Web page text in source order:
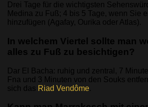
Drei Tage für die wichtigsten
Medina zu Fuß; 4 bis 5 Tage, wenn Sie
hinzufügen (Agafay, Ourika oder Atlas).
In welchem Viertel sollte man
alles zu Fuß zu besichtigen?
Dar El Bacha: ruhig und zentral, 7
Fna und 3 Minuten von den Souks
sich das Riad Vendôme.